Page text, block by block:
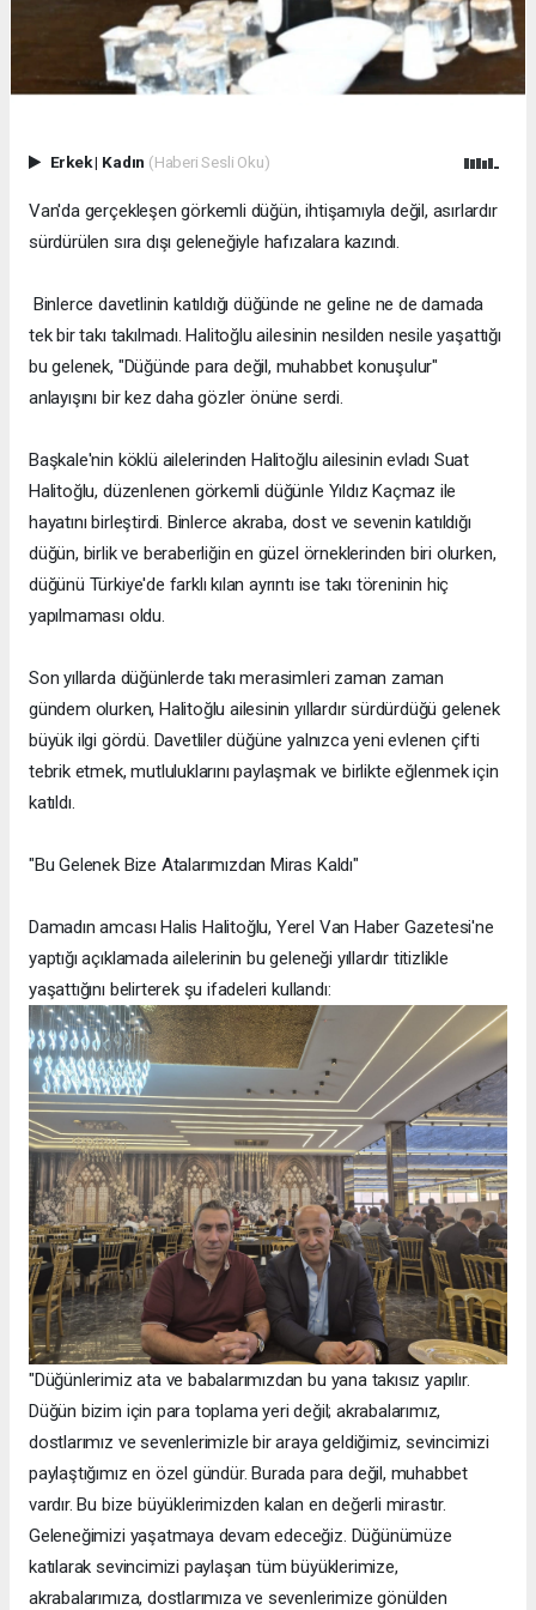
Erkek| Kadın (Haberi Sesli Oku)
Van'da gerçekleşen görkemli düğün, ihtişamıyla değil, asırlardır
sürdürülen sıra dışı geleneğiyle hafızalara kazındı.
Binlerce davetlinin katıldığı düğünde ne geline ne de damada
tek bir takı takılmadı. Halitoğlu ailesinin nesilden nesile yaşattığı
bu gelenek, "Düğünde para değil, muhabbet konuşulur"
anlayışını bir kez daha gözler önüne serdi.
Başkale'nin köklü ailelerinden Halitoğlu ailesinin evladı Suat
Halitoğlu, düzenlenen görkemli düğünle Yıldız Kaçmaz ile
hayatını birleştirdi. Binlerce akraba, dost ve sevenin katıldığı
düğün, birlik ve beraberliğin en güzel örneklerinden biri olurken,
düğünü Türkiye'de farklı kılan ayrıntı ise takı töreninin hiç
yapılmaması oldu.
Son yıllarda düğünlerde takı merasimleri zaman zaman
gündem olurken, Halitoğlu ailesinin yıllardır sürdürdüğü gelenek
büyük ilgi gördü. Davetliler düğüne yalnızca yeni evlenen çifti
tebrik etmek, mutluluklarını paylaşmak ve birlikte eğlenmek için
katıldı.
"Bu Gelenek Bize Atalarımızdan Miras Kaldı"
Damadın amcası Halis Halitoğlu, Yerel Van Haber Gazetesi'ne
yaptığı açıklamada ailelerinin bu geleneği yıllardır titizlikle
yaşattığını belirterek şu ifadeleri kullandı:
"Düğünlerimiz ata ve babalarımızdan bu yana takısız yapılır.
Düğün bizim için para toplama yeri değil; akrabalarımız,
dostlarımız ve sevenlerimizle bir araya geldiğimiz, sevincimizi
paylaştığımız en özel gündür. Burada para değil, muhabbet
vardır. Bu bize büyüklerimizden kalan en değerli mirastır.
Geleneğimizi yaşatmaya devam edeceğiz. Düğünümüze
katılarak sevincimizi paylaşan tüm büyüklerimize,
akrabalarımıza, dostlarımıza ve sevenlerimize gönülden